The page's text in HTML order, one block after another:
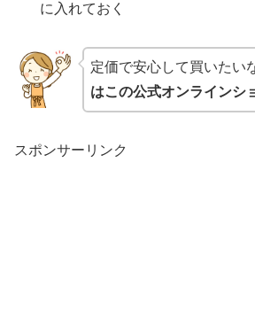
に入れておく
定価で安心して買いたい
はこの公式オンラインシ
スポンサーリンク